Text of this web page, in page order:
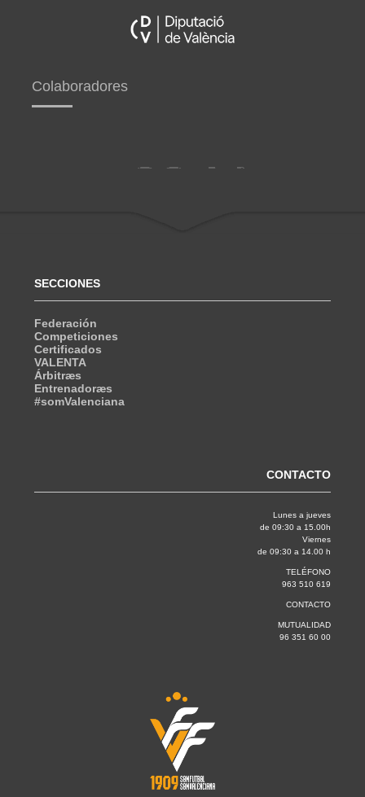
Colaboradores
SECCIONES
Federación
Competiciones
Certificados
VALENTA
Árbitræs
Entrenadoræs
#somValenciana
CONTACTO
Lunes a jueves
de 09:30 a 15.00h
Viernes
de 09:30 a 14.00 h
TELÉFONO
963 510 619
CONTACTO
MUTUALIDAD
96 351 60 00